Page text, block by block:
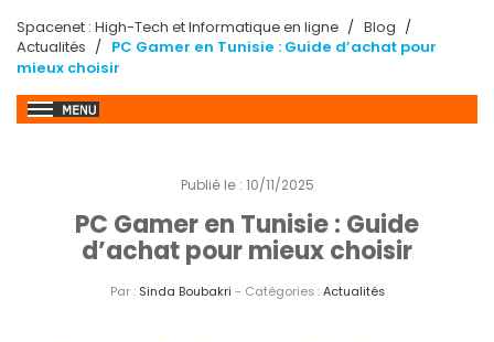
Spacenet : High-Tech et Informatique en ligne
Blog
Actualités
PC Gamer en Tunisie : Guide d’achat pour
mieux choisir
Publié le : 10/11/2025
PC Gamer en Tunisie : Guide
d’achat pour mieux choisir
Par : Sinda Boubakri - Catégories :Actualités